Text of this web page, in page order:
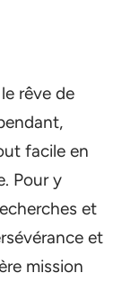
rêve de
facile en
Pour y
et
et
mission